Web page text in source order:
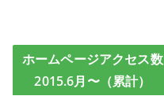
ホームページアクセス数
2015.6月〜（累計）